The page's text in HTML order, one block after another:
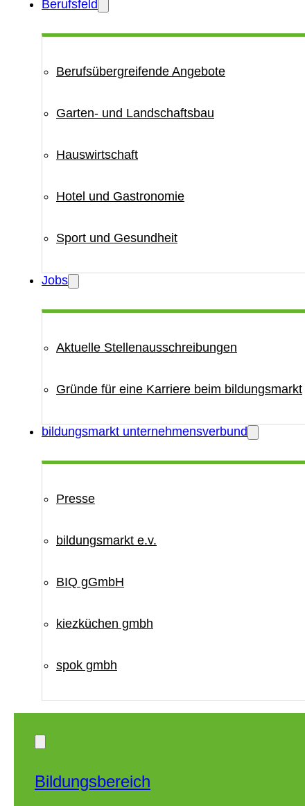
Berufsfeld
Berufsübergreifende Angebote
Garten- und Landschaftsbau
Hauswirtschaft
Hotel und Gastronomie
Sport und Gesundheit
Jobs
Aktuelle Stellenausschreibungen
Gründe für eine Karriere beim bildungsmarkt
bildungsmarkt unternehmensverbund
Presse
bildungsmarkt e.v.
BIQ gGmbH
kiezküchen gmbh
spok gmbh
Bildungsbereich